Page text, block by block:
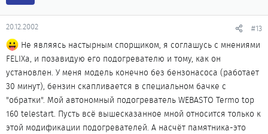
20.12.2002 #13
Не являясь настырным спорщиком, я соглашусь с мнениями
FELIXа, и позавидую его подогревателю и тому, как он
установлен. У меня модель конечно без бензонасоса (работает
30 минут), бензин скапливается в специальном бачке с
"обратки". Мой автономный подогреватель WEBASTO Termo top
160 telestart. Пусть всё вышесказанное мной относится только к
этой модификации подогревателей. А насчёт памятника-это